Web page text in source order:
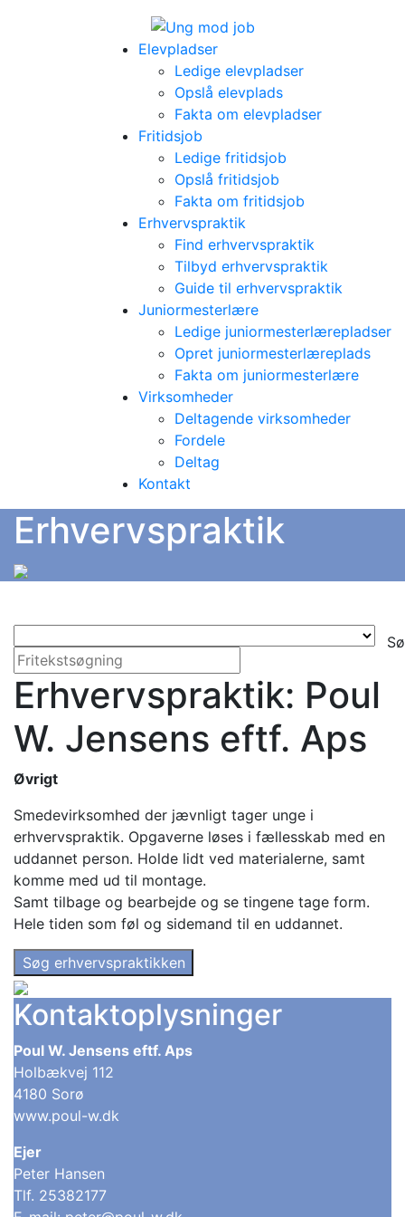
Elevpladser
Ledige elevpladser
Opslå elevplads
Fakta om elevpladser
Fritidsjob
Ledige fritidsjob
Opslå fritidsjob
Fakta om fritidsjob
Erhvervspraktik
Find erhvervspraktik
Tilbyd erhvervspraktik
Guide til erhvervspraktik
Juniormesterlære
Ledige juniormesterlærepladser
Opret juniormesterlæreplads
Fakta om juniormesterlære
Virksomheder
Deltagende virksomheder
Fordele
Deltag
Kontakt
Erhvervspraktik
Erhvervspraktik: Poul
W. Jensens eftf. Aps
Øvrigt
Smedevirksomhed der jævnligt tager unge i
erhvervspraktik. Opgaverne løses i fællesskab med en
uddannet person. Holde lidt ved materialerne, samt
komme med ud til montage.
Samt tilbage og bearbejde og se tingene tage form.
Hele tiden som føl og sidemand til en uddannet.
Søg erhvervspraktikken
Kontaktoplysninger
Poul W. Jensens eftf. Aps
Holbækvej 112
4180 Sorø
www.poul-w.dk
Ejer
Peter Hansen
Tlf. 25382177